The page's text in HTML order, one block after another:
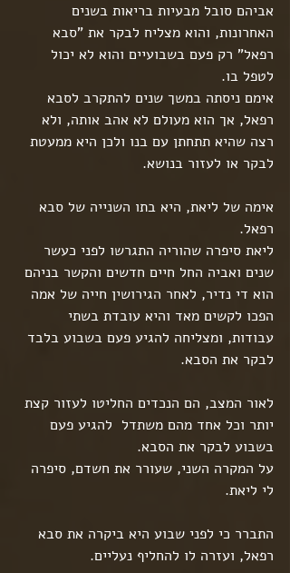
אביהם סובל מבעיות בריאות בשנים
האחרונות, והוא מצליח לבקר את "סבא
רפאל" רק פעם בשבועיים והוא לא יכול
לטפל בו.
אימם ניסתה במשך שנים להתקרב לסבא
רפאל, אך הוא מעולם לא אהב אותה, ולא
רצה שהיא תתחתן עם בנו ולכן היא ממעטת
לבקר או לעזור בנושא.
אימה של ליאת, היא בתו השנייה של סבא
רפאל.
ליאת סיפרה שהוריה התגרשו לפני כעשר
שנים ואביה החל חיים חדשים והקשר בניהם
הוא די נדיר, לאחר הגירושין חייה של אמה
הפכו לקשים מאד והיא עובדת בשתי
עבודות, ומצליחה להגיע פעם בשבוע בלבד
לבקר את הסבא.
לאור המצב, הם הנכדים החליטו לעזור קצת
יותר וכל אחד מהם משתדל  להגיע פעם
בשבוע לבקר את הסבא.
על המקרה השני, שעורר את חשדם, סיפרה
לי ליאת.
התברר כי לפני שבוע היא ביקרה את סבא
רפאל, ועזרה לו להחליף נעליים.